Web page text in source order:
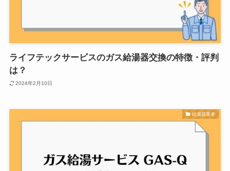
ライフテックサービスのガス給湯器交換の特徴・評判
は？
2024年2月10日
給湯器業者